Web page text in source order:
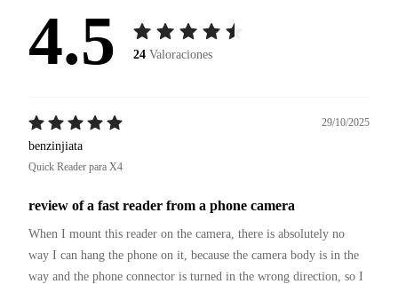
4.5 24 Valoraciones
29/10/2025
benzinjiata
Quick Reader para X4
review of a fast reader from a phone camera
When I mount this reader on the camera, there is absolutely no
way I can hang the phone on it, because the camera body is in the
way and the phone connector is turned in the wrong direction, so I